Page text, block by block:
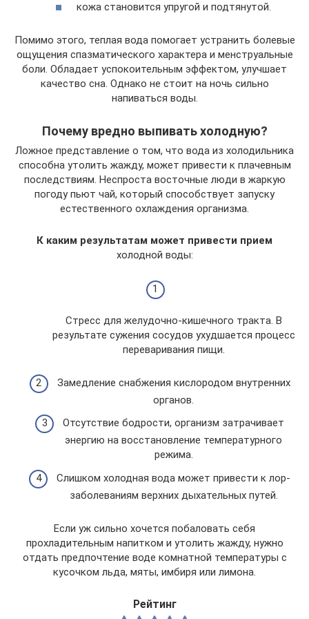
кожа становится упругой и подтянутой.
Помимо этого, теплая вода помогает устранить болевые
ощущения спазматического характера и менструальные
боли. Обладает успокоительным эффектом, улучшает
качество сна. Однако не стоит на ночь сильно
напиваться воды.
Почему вредно выпивать холодную?
Ложное представление о том, что вода из холодильника
способна утолить жажду, может привести к плачевным
последствиям. Неспроста восточные люди в жаркую
погоду пьют чай, который способствует запуску
естественного охлаждения организма.
К каким результатам может привести прием
холодной воды:
Стресс для желудочно-кишечного тракта. В
результате сужения сосудов ухудшается процесс
переваривания пищи.
Замедление снабжения кислородом внутренних
органов.
Отсутствие бодрости, организм затрачивает
энергию на восстановление температурного
режима.
Слишком холодная вода может привести к лор-
заболеваниям верхних дыхательных путей.
Если уж сильно хочется побаловать себя
прохладительным напитком и утолить жажду, нужно
отдать предпочтение воде комнатной температуры с
кусочком льда, мяты, имбиря или лимона.
Рейтинг